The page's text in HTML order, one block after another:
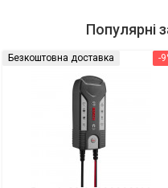
Популярні
-
Безкоштовна доставка